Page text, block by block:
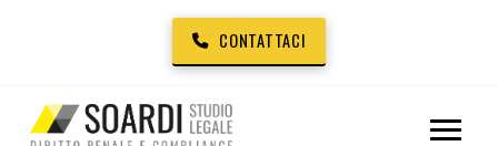
CONTATTACI